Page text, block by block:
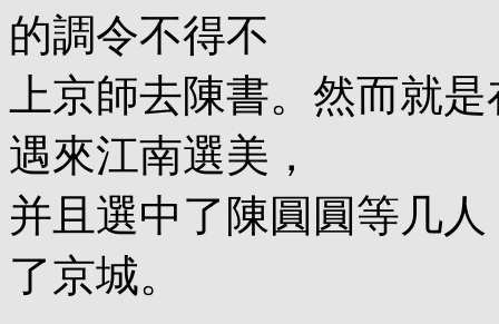
的調令不得不
上京師去陳書。然而就
遇來江南選美，
并且選中了陳圓圓等几
了京城。